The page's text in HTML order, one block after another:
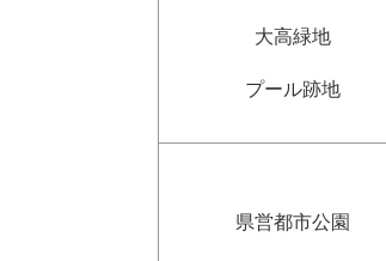
大高緑地
プール跡地
県営都市公園